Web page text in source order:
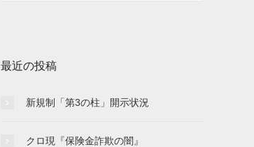
最近の投稿
新規制「第3の柱」開示状況
クロ現『保険金詐欺の闇』